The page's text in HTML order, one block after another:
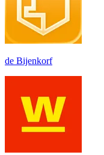
de Bijenkorf